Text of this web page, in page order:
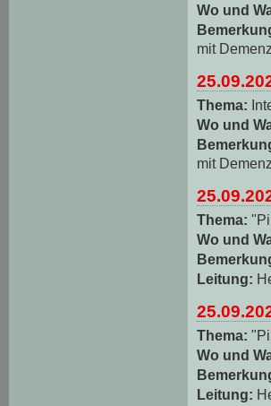
Wo und
mit Demenz
Thema:
Wo und
mit Demenz
Thema:
Wo und
Leitung:
Thema:
Wo und
Leitung: